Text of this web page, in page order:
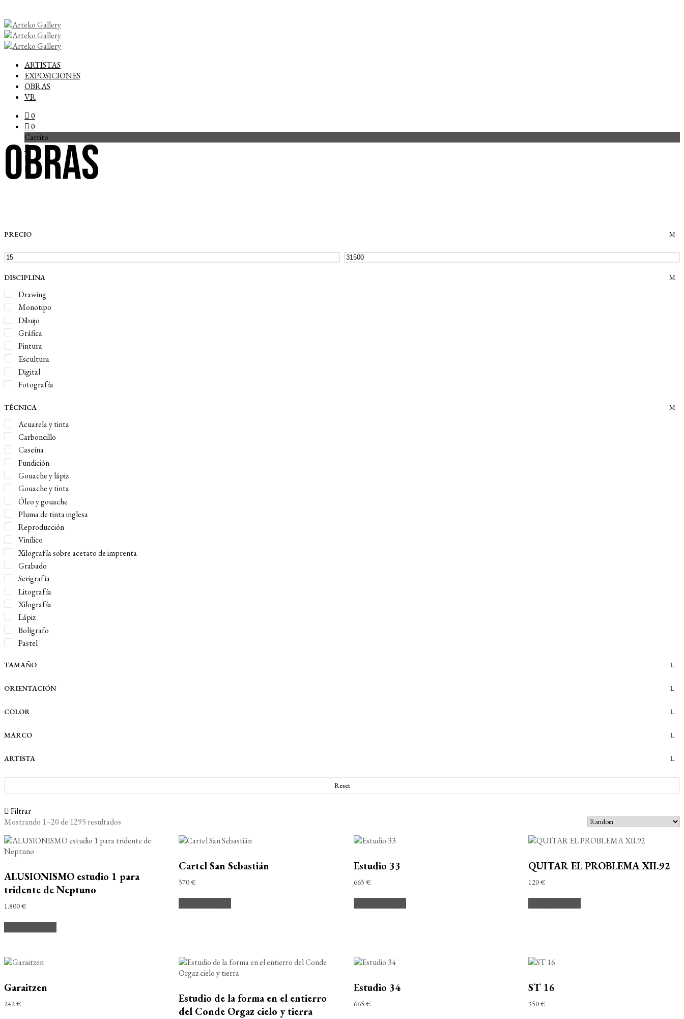
ARTISTAS
EXPOSICIONES
OBRAS
VR
0
0
Carrito
Obras
PRECIO
DISCIPLINA
Drawing
Monotipo
Dibujo
Gráfica
Pintura
Escultura
Digital
Fotografía
TÉCNICA
Acuarela y tinta
Carboncillo
Caseína
Fundición
Gouache y lápiz
Gouache y tinta
Óleo y gouache
Pluma de tinta inglesa
Reproducción
Vinílico
Xilografía sobre acetato de imprenta
Grabado
Serigrafía
Litografía
Xilografía
Lápiz
Bolígrafo
Pastel
Tinta
Gouache
Collage
Fresco
TAMAÑO
ORIENTACIÓN
COLOR
MARCO
ARTISTA
Reset
Filtrar
Mostrando 1–20 de 1295 resultados
ALUSIONISMO estudio 1 para
tridente de Neptuno
1.800€
Cartel San Sebastián
570€
Estudio 33
665€
QUITAR EL PROBLEMA XII.92
120€
Garaitzen
242€
Estudio de la forma en el entierro
del Conde Orgaz cielo y tierra
Estudio 34
665€
ST 16
350€